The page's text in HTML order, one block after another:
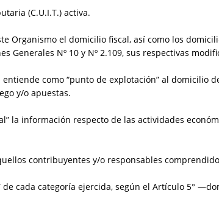
(C.U.I.T.) activa.
Organismo el domicilio fiscal, así como los
Generales Nº 10 y Nº 2.109, sus respectivas
como “punto de explotación” al domicilio
y/o apuestas.
la información respecto de las actividades
contribuyentes y/o responsables
de cada categoría ejercida, según el Artículo 5°